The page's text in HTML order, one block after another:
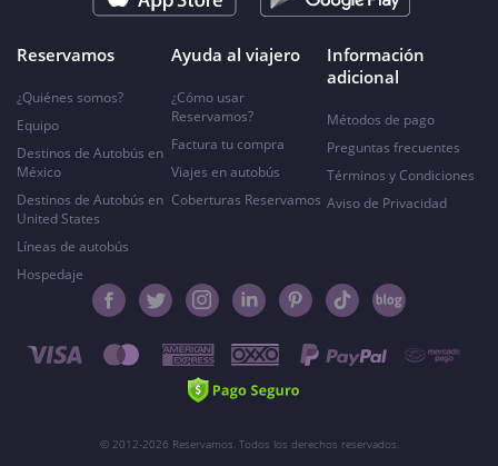
Reservamos
¿Quiénes somos?
Equipo
Destinos de Autobús en
México
Destinos de Autobús en
United States
Líneas de autobús
Hospedaje
Ayuda al viajero
¿Cómo usar
Reservamos?
Factura tu compra
Viajes en autobús
Coberturas Reservamos
Información
adicional
Métodos de pago
Preguntas frecuentes
Términos y Condiciones
Aviso de Privacidad
© 2012-2026 Reservamos. Todos los derechos reservados.